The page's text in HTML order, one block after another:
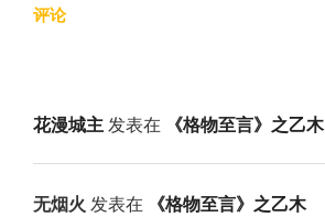
评论
花漫城主发表在 《格物至言》之乙木
无烟火 发表在 《格物至言》之乙木